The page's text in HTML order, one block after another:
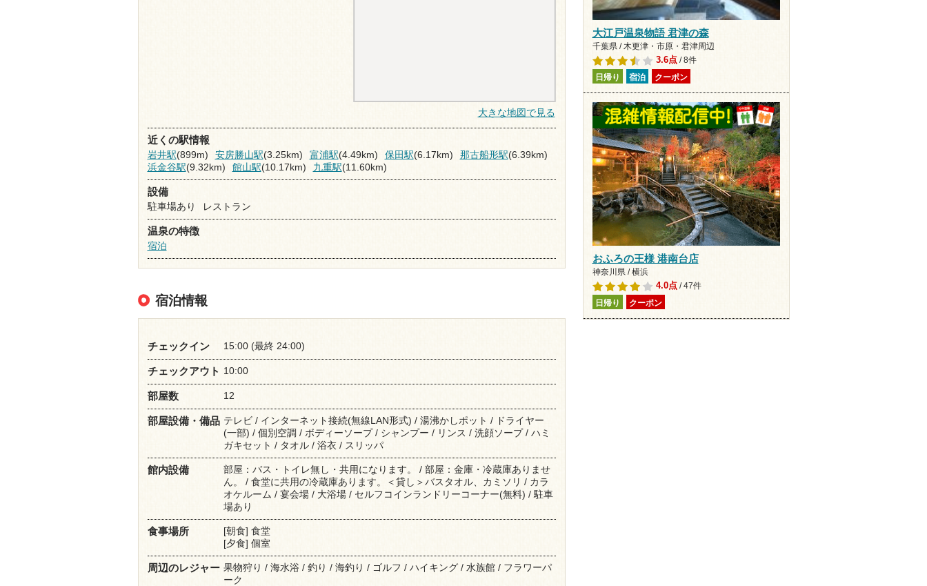
大きな地図で見る
近くの駅情報
岩井駅(899m) 安房勝山駅(3.25km) 富浦駅(4.49km) 保田駅(6.17km) 那古船形駅(6.39km)
浜金谷駅(9.32km) 館山駅(10.17km) 九重駅(11.60km)
設備
駐車場あり
レストラン
温泉の特徴
宿泊
宿泊情報
チェックイン 15:00 (最終 24:00)
チェックアウト 10:00
部屋数 12
部屋設備・備品 テレビ / インターネット接続(無線LAN形式) / 湯沸かしポット / ドライヤー
(一部) / 個別空調 / ボディーソープ / シャンプー / リンス / 洗顔ソープ / ハミ
ガキセット / タオル / 浴衣 / スリッパ
館内設備
部屋：バス・トイレ無し・共用になります。 / 部屋：金庫・冷蔵庫ありませ
ん。 / 食堂に共用の冷蔵庫あります。＜貸し＞バスタオル、カミソリ / カラ
オケルーム / 宴会場 / 大浴場 / セルフコインランドリーコーナー(無料) / 駐車
場あり
食事場所
[朝食] 食堂
[夕食] 個室
周辺のレジャー 果物狩り / 海水浴 / 釣り / 海釣り / ゴルフ / ハイキング / 水族館 / フラワーパ
ーク
大江戸温泉物語 君津の森
千葉県 / 木更津・市原・君津周辺
3.6点/ 8件
日帰り 宿泊 クーポン
おふろの王様 港南台店
神奈川県 / 横浜
4.0点/ 47件
日帰り クーポン